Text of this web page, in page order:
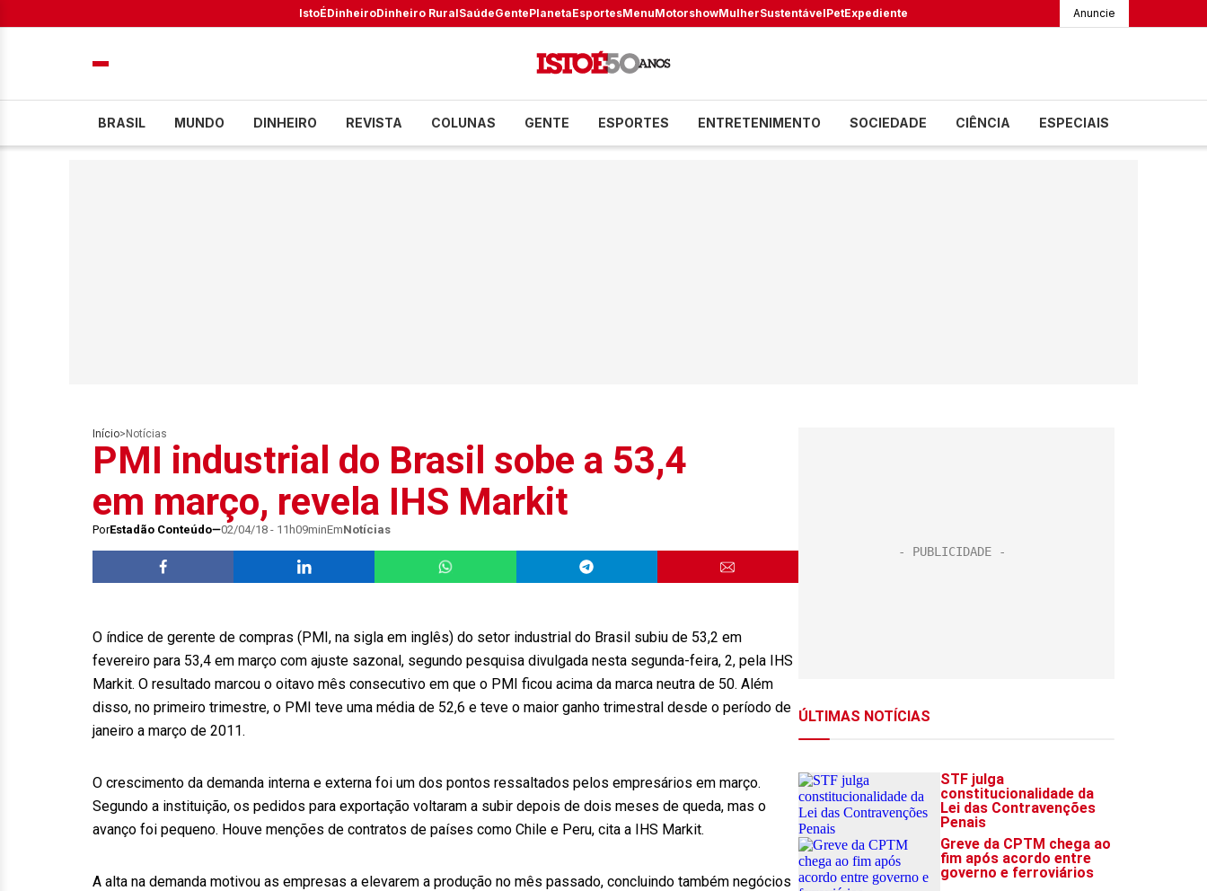
IstoÉDinheiroDinheiro RuralSaúdeGentePlanetaEsportesMenuMotorshowMulherSustentávelPetExpediente Anuncie
BRASIL MUNDO DINHEIRO REVISTA COLUNAS GENTE ESPORTES ENTRETENIMENTO SOCIEDADE CIÊNCIA ESPECIAIS
Início> Notícias
PMI industrial do Brasil sobe a 53,4
em março, revela IHS Markit
PorEstadão Conteúdo 02/04/18 - 11h09minEmNotícias
O índice de gerente de compras (PMI, na sigla em inglês) do setor industrial do Brasil subiu de 53,2 em
fevereiro para 53,4 em março com ajuste sazonal, segundo pesquisa divulgada nesta segunda-feira, 2, pela IHS
Markit. O resultado marcou o oitavo mês consecutivo em que o PMI ficou acima da marca neutra de 50. Além
disso, no primeiro trimestre, o PMI teve uma média de 52,6 e teve o maior ganho trimestral desde o período de
janeiro a março de 2011.
O crescimento da demanda interna e externa foi um dos pontos ressaltados pelos empresários em março.
Segundo a instituição, os pedidos para exportação voltaram a subir depois de dois meses de queda, mas o
avanço foi pequeno. Houve menções de contratos de países como Chile e Peru, cita a IHS Markit.
A alta na demanda motivou as empresas a elevarem a produção no mês passado, concluindo também negócios